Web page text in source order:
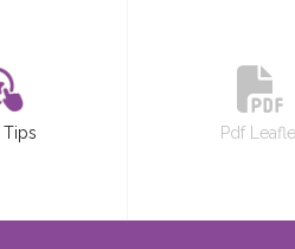
Tips Pdf